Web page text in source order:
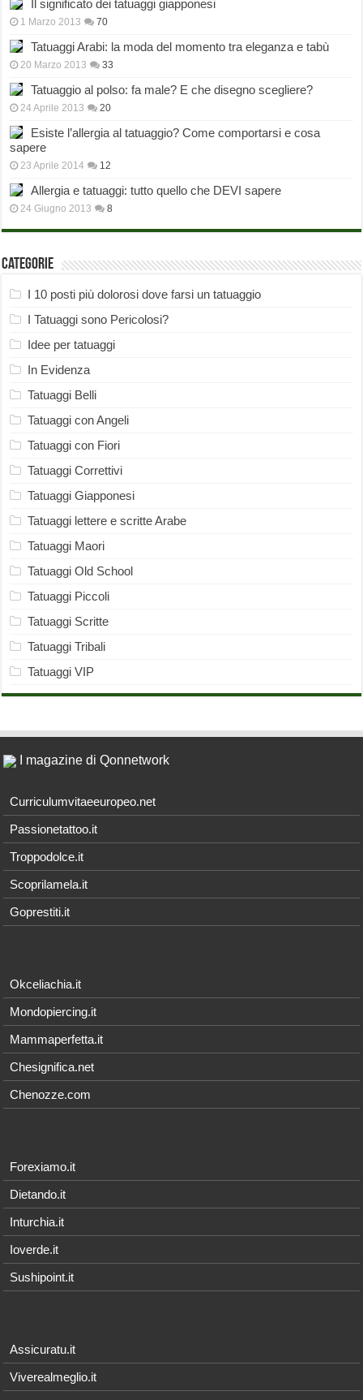
Il significato dei tatuaggi giapponesi
1 Marzo 2013 70
Tatuaggi Arabi: la moda del momento tra eleganza e tabù
20 Marzo 2013 33
Tatuaggio al polso: fa male? E che disegno scegliere?
24 Aprile 2013 20
Esiste l’allergia al tatuaggio? Come comportarsi e cosa
sapere
23 Aprile 2014 12
Allergia e tatuaggi: tutto quello che DEVI sapere
24 Giugno 2013 8
Categorie
I 10 posti più dolorosi dove farsi un tatuaggio
I Tatuaggi sono Pericolosi?
Idee per tatuaggi
In Evidenza
Tatuaggi Belli
Tatuaggi con Angeli
Tatuaggi con Fiori
Tatuaggi Correttivi
Tatuaggi Giapponesi
Tatuaggi lettere e scritte Arabe
Tatuaggi Maori
Tatuaggi Old School
Tatuaggi Piccoli
Tatuaggi Scritte
Tatuaggi Tribali
Tatuaggi VIP
I magazine di Qonnetwork
Curriculumvitaeeuropeo.net
Passionetattoo.it
Troppodolce.it
Scoprilamela.it
Goprestiti.it
Okceliachia.it
Mondopiercing.it
Mammaperfetta.it
Chesignifica.net
Chenozze.com
Forexiamo.it
Dietando.it
Inturchia.it
Ioverde.it
Sushipoint.it
Assicuratu.it
Viverealmeglio.it